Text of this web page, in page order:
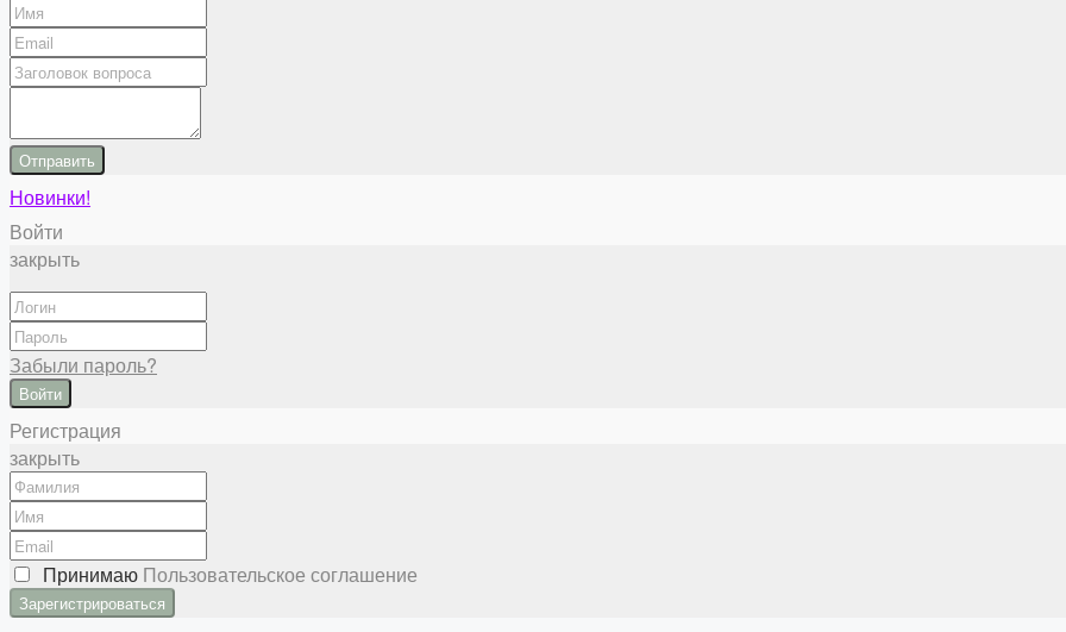
Отправить
Новинки!
Войти
закрыть
Забыли пароль?
Войти
Регистрация
закрыть
Принимаю Пользовательское соглашение